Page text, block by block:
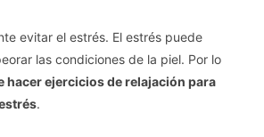
evitar el estrés. El estrés puede
las condiciones de la piel. Por lo
hacer ejercicios de relajación para
.